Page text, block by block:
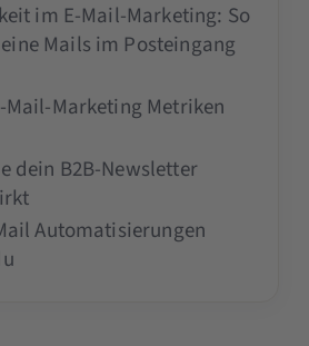
im E-Mail-Marketing: So
Mails im Posteingang
Mail-Marketing Metriken
dein B2B-Newsletter
Automatisierungen